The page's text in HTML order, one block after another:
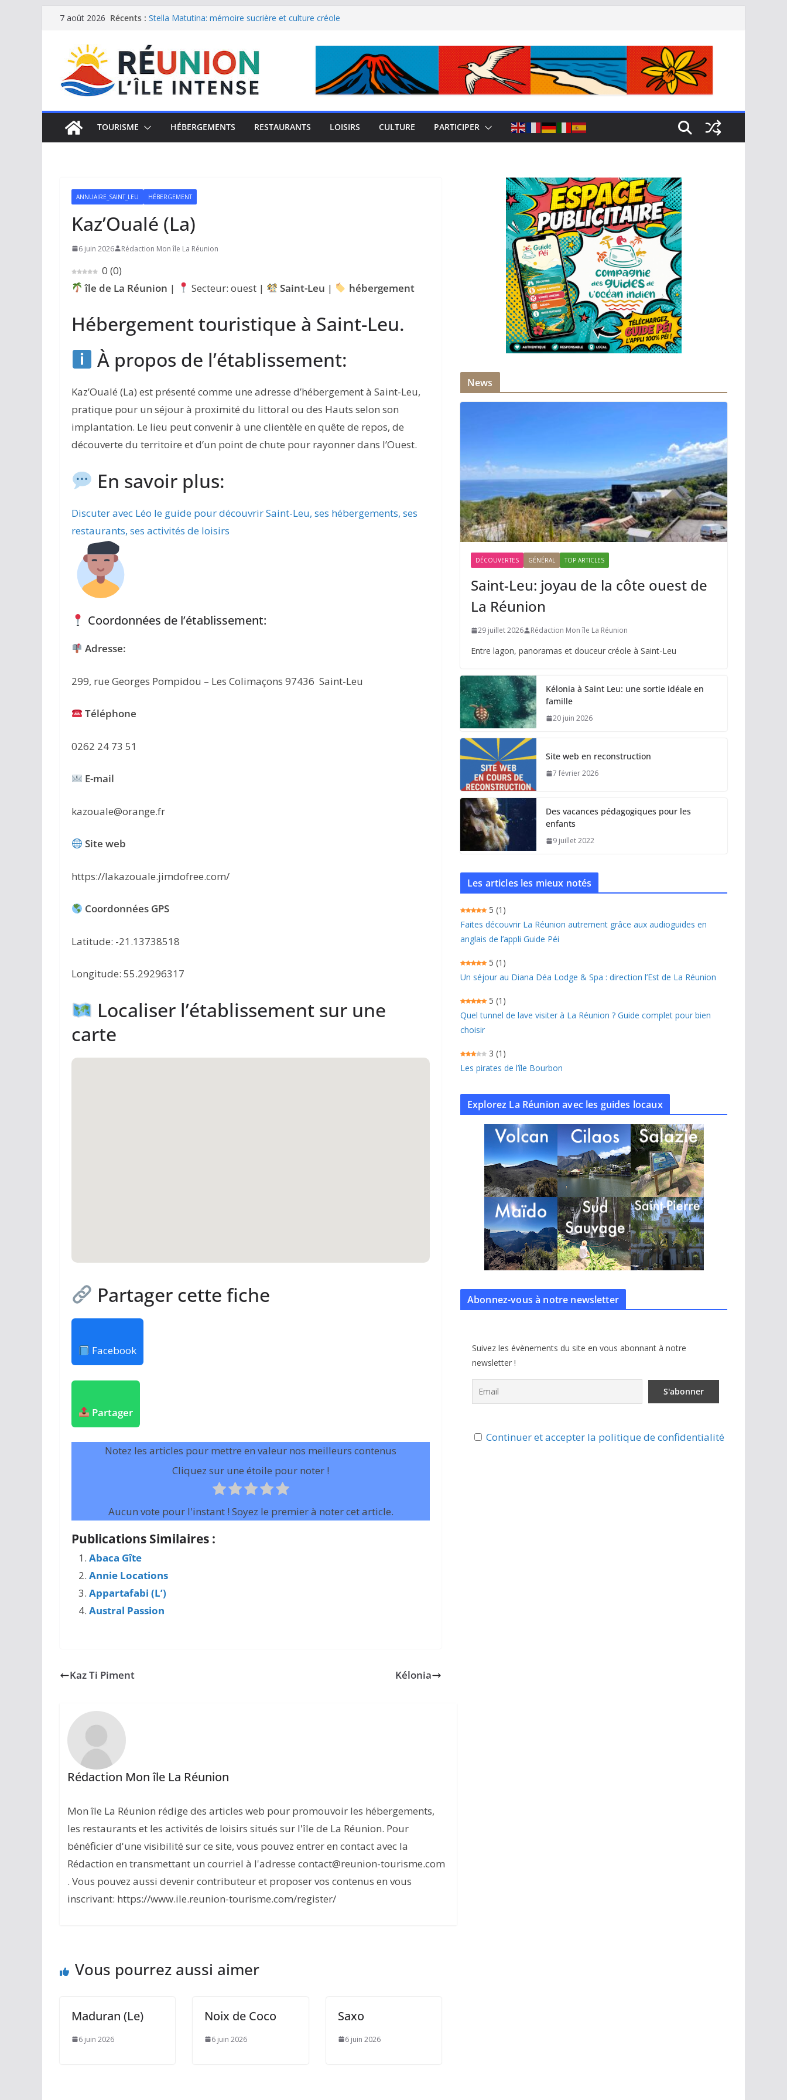
Passer
contenu
7 août 2026 Récents : Stella Matutina: mémoire sucrière et culture créole
Le samoussa de La Réunion, emblème de l’île intense
Le Musée du sel de Saint Leu: site culturel à découvrir
TOURISME HÉBERGEMENTS RESTAURANTS LOISIRS CULTURE PARTICIPER
ANNUAIRE_SAINT_LEU HÉBERGEMENT
Kaz’Oualé (La)
6 juin 2026 Rédaction Mon île La Réunion
0 (0)
île de La Réunion | Secteur: ouest | Saint-Leu | hébergement
Hébergement touristique à Saint-Leu.
À propos de l’établissement:
Kaz’Oualé (La) est présenté comme une adresse d’hébergement à Saint-Leu,
pratique pour un séjour à proximité du littoral ou des Hauts selon son
implantation. Le lieu peut convenir à une clientèle en quête de repos, de
découverte du territoire et d’un point de chute pour rayonner dans l’Ouest.
En savoir plus:
Discuter avec Léo le guide pour découvrir Saint-Leu, ses hébergements, ses
restaurants, ses activités de loisirs
Coordonnées de l’établissement:
Adresse:
299, rue Georges Pompidou – Les Colimaçons 97436 Saint-Leu
Téléphone
0262 24 73 51
E-mail
kazouale@orange.fr
Site web
https://lakazouale.jimdofree.com/
Coordonnées GPS
Latitude: -21.13738518
Longitude: 55.29296317
Localiser l’établissement sur une
carte
Partager cette fiche
Facebook
Partager
Notez les articles pour mettre en valeur nos meilleurs contenus
Cliquez sur une étoile pour noter !
Aucun vote pour l'instant ! Soyez le premier à noter cet article.
Publications Similaires :
Abaca Gîte
Annie Locations
Appartafabi (L’)
Austral Passion
Kaz Ti Piment Kélonia
Rédaction Mon île La Réunion
Mon île La Réunion rédige des articles web pour promouvoir les hébergements,
les restaurants et les activités de loisirs situés sur l'île de La Réunion. Pour
bénéficier d'une visibilité sur ce site, vous pouvez entrer en contact avec la
Rédaction en transmettant un courriel à l'adresse contact@reunion-tourisme.com
. Vous pouvez aussi devenir contributeur et proposer vos contenus en vous
inscrivant: https://www.ile.reunion-tourisme.com/register/
Vous pourrez aussi aimer
Maduran (Le)
6 juin 2026
Noix de Coco
6 juin 2026
Saxo
6 juin 2026
News
DÉCOUVERTES GÉNÉRAL TOP ARTICLES
Saint-Leu: joyau de la côte ouest de
La Réunion
29 juillet 2026 Rédaction Mon île La Réunion
Entre lagon, panoramas et douceur créole à Saint-Leu
Kélonia à Saint Leu: une sortie idéale en
famille
20 juin 2026
Site web en reconstruction
7 février 2026
Des vacances pédagogiques pour les
enfants
9 juillet 2022
Les articles les mieux notés
5 (1)
Faites découvrir La Réunion autrement grâce aux audioguides en
anglais de l’appli Guide Péi
5 (1)
Un séjour au Diana Déa Lodge & Spa : direction l’Est de La Réunion
5 (1)
Quel tunnel de lave visiter à La Réunion ? Guide complet pour bien
choisir
3 (1)
Les pirates de l’île Bourbon
Explorez La Réunion avec les guides locaux
Abonnez-vous à notre newsletter
Suivez les évènements du site en vous abonnant à notre
newsletter !
Continuer et accepter la politique de confidentialité